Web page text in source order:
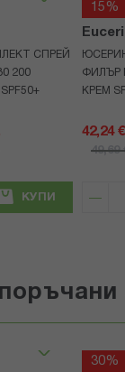
СПРЕЙ
200
КУПИ
15%
ФИЛЪР
КРЕМ
42,24
49,69
30%